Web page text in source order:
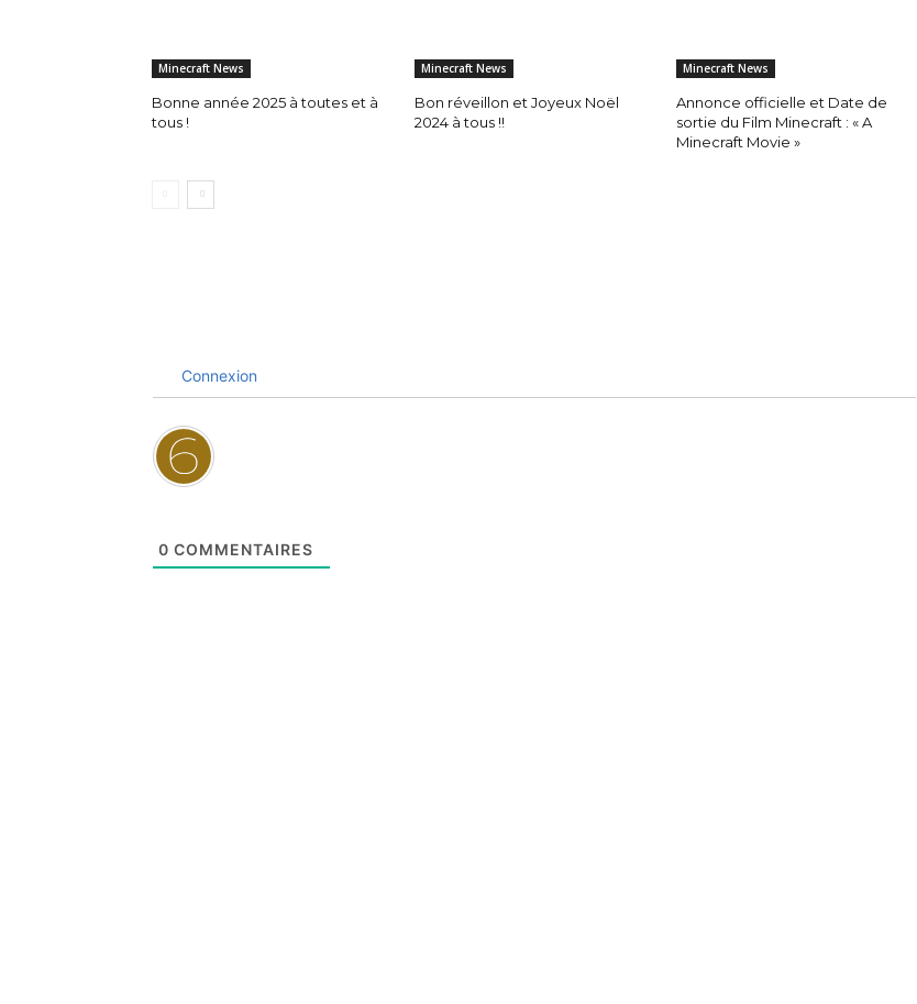
Minecraft News
Bonne année 2025 à toutes et à
tous !
Minecraft News
Bon réveillon et Joyeux Noël
2024 à tous !!
Minecraft News
Annonce officielle et Date de
sortie du Film Minecraft : « A
Minecraft Movie »
Connexion
0 COMMENTAIRES